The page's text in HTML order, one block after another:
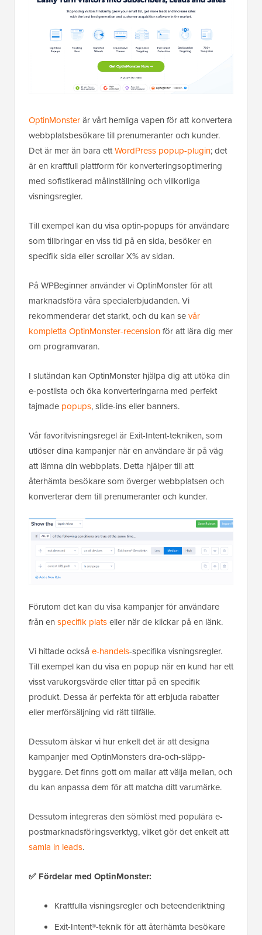
OptinMonsterär vårt hemliga vapen för att konvertera
webbplatsbesökare till prenumeranter och kunder.
Det är mer än bara ettWordPress popup-plugin; det
är en kraftfull plattform för konverteringsoptimering
med sofistikerad målinställning och villkorliga
visningsregler.
Till exempel kan du visa optin-popups för användare
som tillbringar en viss tid på en sida, besöker en
specifik sida eller scrollar X% av sidan.
På WPBeginner använder vi OptinMonster för att
marknadsföra våra specialerbjudanden. Vi
rekommenderar det starkt, och du kan sevår
kompletta OptinMonster-recensionför att lära dig mer
om programvaran.
I slutändan kan OptinMonster hjälpa dig att utöka din
e-postlista och öka konverteringarna med perfekt
tajmade popups, slide-ins eller banners.
Vår favoritvisningsregel är Exit-Intent-tekniken, som
utlöser dina kampanjer när en användare är på väg
att lämna din webbplats. Detta hjälper till att
återhämta besökare som överger webbplatsen och
konverterar dem till prenumeranter och kunder.
Förutom det kan du visa kampanjer för användare
från en specifik platseller när de klickar på en länk.
Vi hittade också e-handels-specifika visningsregler.
Till exempel kan du visa en popup när en kund har ett
visst varukorgsvärde eller tittar på en specifik
produkt. Dessa är perfekta för att erbjuda rabatter
eller merförsäljning vid rätt tillfälle.
Dessutom älskar vi hur enkelt det är att designa
kampanjer med OptinMonsters dra-och-släpp-
byggare. Det finns gott om mallar att välja mellan, och
du kan anpassa dem för att matcha ditt varumärke.
Dessutom integreras den sömlöst med populära e-
postmarknadsföringsverktyg, vilket gör det enkelt att
samla in leads.
✅ Fördelar med OptinMonster:
Kraftfulla visningsregler och beteenderiktning
Exit-Intent®-teknik för att återhämta besökare